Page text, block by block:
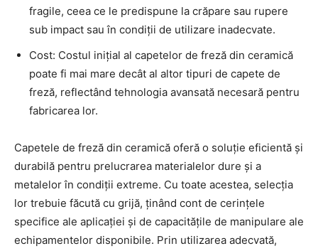
fragile, ceea ce le predispune la crăpare sau rupere
sub impact sau în condiții de utilizare inadecvate.
Cost: Costul inițial al capetelor de freză din ceramică
poate fi mai mare decât al altor tipuri de capete de
freză, reflectând tehnologia avansată necesară pentru
fabricarea lor.
Capetele de freză din ceramică oferă o soluție eficientă și
durabilă pentru prelucrarea materialelor dure și a
metalelor în condiții extreme. Cu toate acestea, selecția
lor trebuie făcută cu grijă, ținând cont de cerințele
specifice ale aplicației și de capacitățile de manipulare ale
echipamentelor disponibile. Prin utilizarea adecvată,